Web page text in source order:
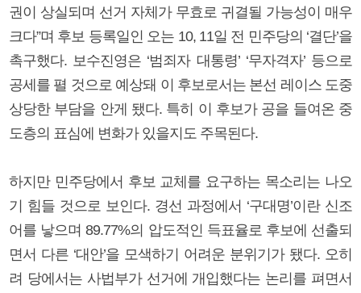
권이 상실되며 선거 자체가 무효로 귀결될 가능성이 매우
크다”며 후보 등록일인 오는 10, 11일 전 민주당의 ‘결단’을
촉구했다. 보수진영은 ‘범죄자 대통령’ ‘무자격자’ 등으로
공세를 펼 것으로 예상돼 이 후보로서는 본선 레이스 도중
상당한 부담을 안게 됐다. 특히 이 후보가 공을 들여온 중
도층의 표심에 변화가 있을지도 주목된다.
하지만 민주당에서 후보 교체를 요구하는 목소리는 나오
기 힘들 것으로 보인다. 경선 과정에서 ‘구대명’이란 신조
어를 낳으며 89.77%의 압도적인 득표율로 후보에 선출되
면서 다른 ‘대안’을 모색하기 어려운 분위기가 됐다. 오히
려 당에서는 사법부가 선거에 개입했다는 논리를 펴면서